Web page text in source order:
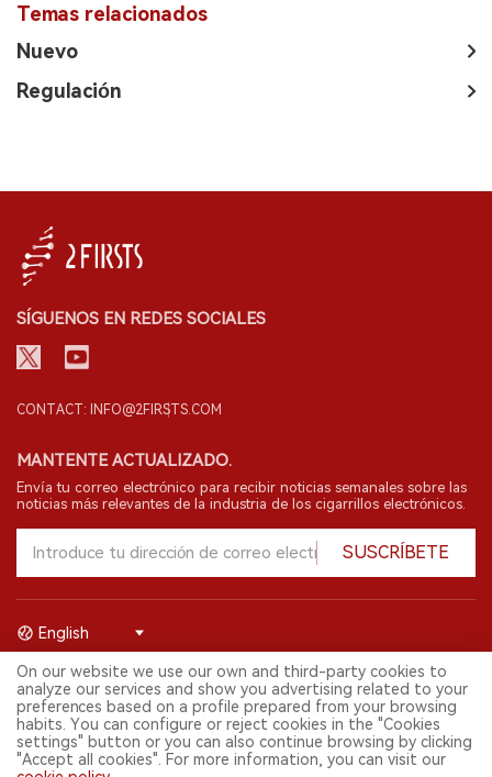
Temas relacionados
Nuevo
Regulación
SÍGUENOS EN REDES SOCIALES
CONTACT: INFO@2FIRSTS.COM
MANTENTE ACTUALIZADO.
Envía tu correo electrónico para recibir noticias semanales sobre las
noticias más relevantes de la industria de los cigarrillos electrónicos.
SUSCRÍBETE
© 2026 Shenzhen 2FIRSTS Technology Co.,Ltd. Todos los derechos
reservados.
2FIRSTS solo es accesible para profesionales de la industria,
investigadores, medios y otros profesionales. El acceso por menores
está prohibido.
Este sitio web presta servicios a usuarios fuera del territorio chino
English
On our website we use our own and third-party cookies to
analyze our services and show you advertising related to your
preferences based on a profile prepared from your browsing
habits. You can configure or reject cookies in the "Cookies
settings" button or you can also continue browsing by clicking
"Accept all cookies". For more information, you can visit our